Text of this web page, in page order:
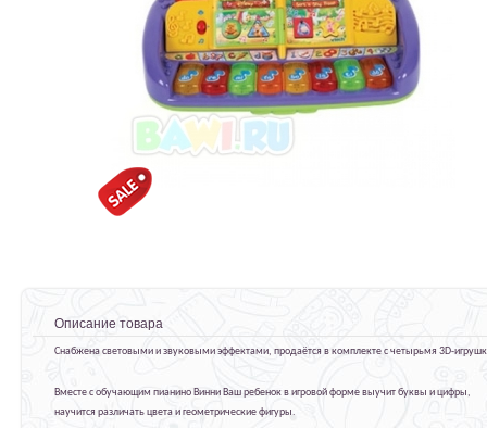
Описание товара
Снабжена световыми и звуковыми эффектами, продаётся в комплекте с четырьмя 3D-
Вместе с обучающим пианино Винни Ваш ребенок в игровой форме выучит буквы и цифры,
научится различать цвета и геометрические фигуры.